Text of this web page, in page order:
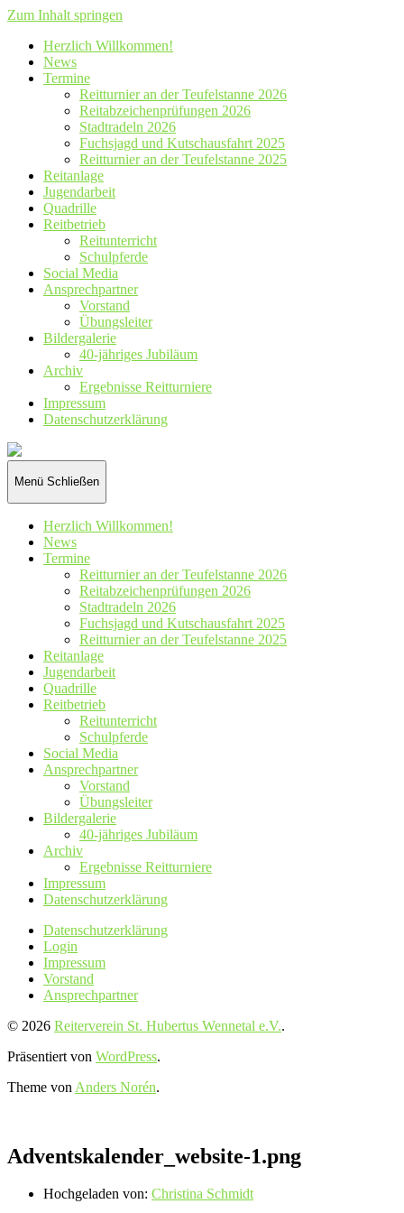
Zum Inhalt springen
Herzlich Willkommen!
News
Termine
Reitturnier an der Teufelstanne 2026
Reitabzeichenprüfungen 2026
Stadtradeln 2026
Fuchsjagd und Kutschausfahrt 2025
Reitturnier an der Teufelstanne 2025
Reitanlage
Jugendarbeit
Quadrille
Reitbetrieb
Reitunterricht
Schulpferde
Social Media
Ansprechpartner
Vorstand
Übungsleiter
Bildergalerie
40-jähriges Jubiläum
Archiv
Ergebnisse Reitturniere
Impressum
Datenschutz­erklärung
Reiterverein
St.
Hubertus
Menü Schließen
Herzlich Willkommen!
News
Termine
Reitturnier an der Teufelstanne 2026
Reitabzeichenprüfungen 2026
Stadtradeln 2026
Fuchsjagd und Kutschausfahrt 2025
Reitturnier an der Teufelstanne 2025
Reitanlage
Jugendarbeit
Quadrille
Reitbetrieb
Reitunterricht
Schulpferde
Social Media
Ansprechpartner
Vorstand
Übungsleiter
Bildergalerie
40-jähriges Jubiläum
Archiv
Ergebnisse Reitturniere
Impressum
Datenschutz­erklärung
Datenschutz­erklärung
Login
Impressum
Vorstand
Ansprechpartner
© 2026 Reiterverein St. Hubertus Wennetal e.V..
Präsentiert von WordPress.
Theme von Anders Norén.
Adventskalender_website-1.png
Hochgeladen von: Christina Schmidt